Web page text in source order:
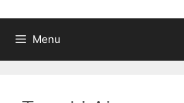
Menu